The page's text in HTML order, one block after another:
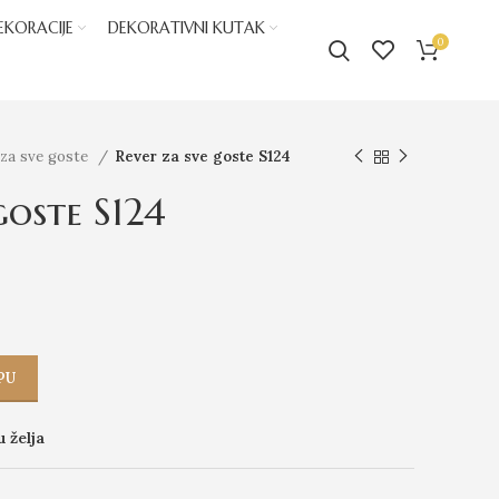
DEKORATIVNI KUTAK
0
sve goste Rever za sve goste S124
S124
želja